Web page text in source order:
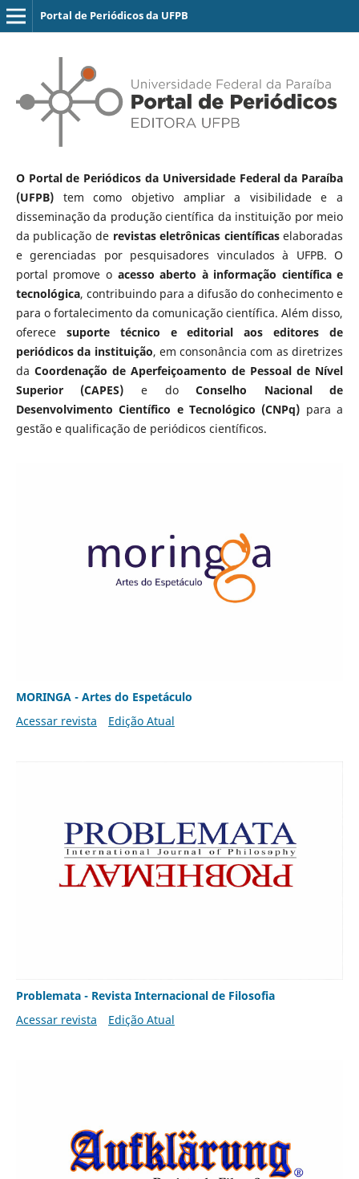
Portal de Periódicos da UFPB
O Portal de Periódicos da Universidade Federal da Paraíba
(UFPB)tem como objetivo ampliar a visibilidade e a
disseminação da produção científica da instituição por meio
da publicação de revistas eletrônicas científicaselaboradas
e gerenciadas por pesquisadores vinculados à UFPB. O
portal promove o acesso aberto à informação científica e
tecnológica, contribuindo para a difusão do conhecimento e
para o fortalecimento da comunicação científica. Além disso,
oferece suporte técnico e editorial aos editores de
periódicos da instituição, em consonância com as diretrizes
da Coordenação de Aperfeiçoamento de Pessoal de Nível
Superior (CAPES) e doConselho Nacional de
Desenvolvimento Científico e Tecnológico (CNPq) para a
gestão e qualificação de periódicos científicos.
MORINGA - Artes do Espetáculo
Acessar revista
Edição Atual
Problemata - Revista Internacional de Filosofia
Acessar revista
Edição Atual